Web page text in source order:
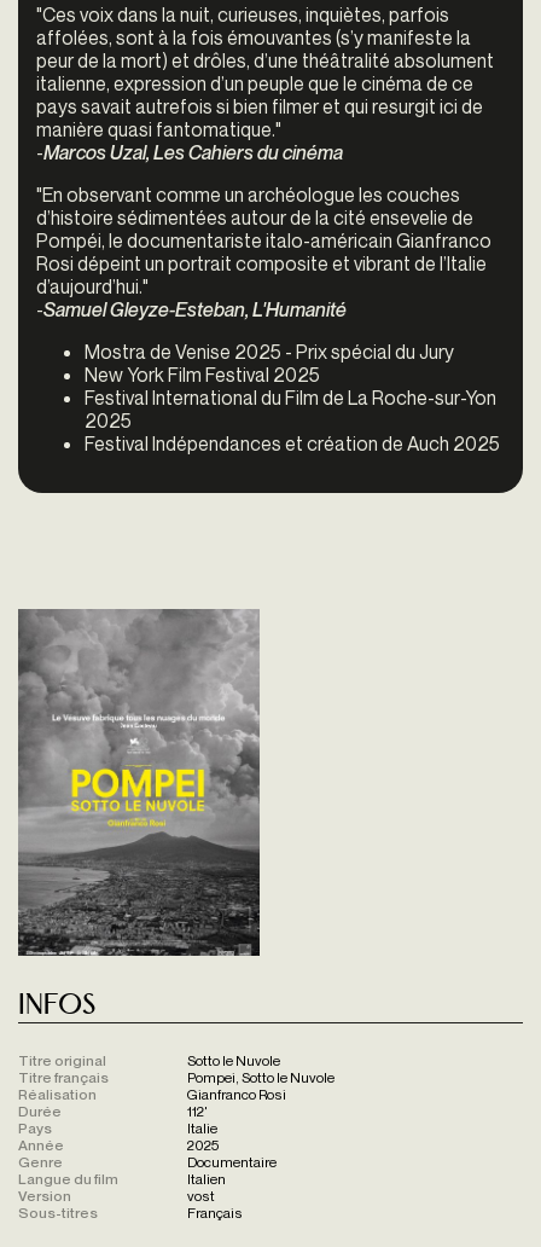
"Ces voix dans la nuit, curieuses, inquiètes, parfois
affolées, sont à la fois émouvantes (s’y manifeste la
peur de la mort) et drôles, d’une théâtralité absolument
italienne, expression d’un peuple que le cinéma de ce
pays savait autrefois si bien filmer et qui resurgit ici de
manière quasi fantomatique."
-Marcos Uzal, Les Cahiers du cinéma
"En observant comme un archéologue les couches
d’histoire sédimentées autour de la cité ensevelie de
Pompéi, le documentariste italo-américain Gianfranco
Rosi dépeint un portrait composite et vibrant de l’Italie
d’aujourd’hui."
-Samuel Gleyze-Esteban, L'Humanité
Mostra de Venise 2025 - Prix spécial du Jury
New York Film Festival 2025
Festival International du Film de La Roche-sur-Yon
2025
Festival Indépendances et création de Auch 2025
Infos
Titre original
Sotto le Nuvole
Titre français
Pompei, Sotto le Nuvole
Réalisation
Gianfranco Rosi
Durée
112'
Pays
Italie
Année
2025
Genre
Documentaire
Langue du film
Italien
Version
vost
Sous-titres
Français